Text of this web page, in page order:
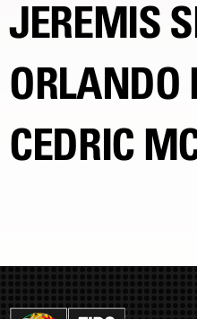
JEREMIS
ORLANDO
CEDRIC